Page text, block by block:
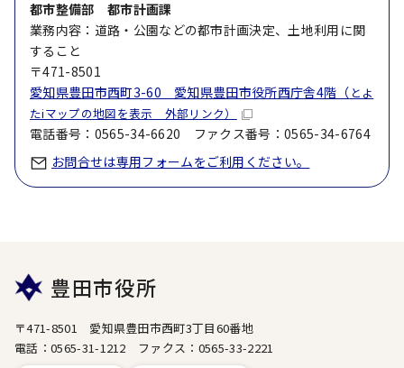
都市整備部 都市計画課
業務内容：道路・公園などの都市計画決定、土地利用に関
すること
〒471-8501
愛知県豊田市西町3-60 愛知県豊田市役所西庁舎4階（ とよ
たiマップの地図を表示 外部リンク）
電話番号：0565-34-6620 ファクス番号：0565-34-6764
お問合せは専用フォームをご利用ください。
豊田市役所
〒471-8501 愛知県豊田市西町3丁目60番地
電話：0565-31-1212 ファクス：0565-33-2221